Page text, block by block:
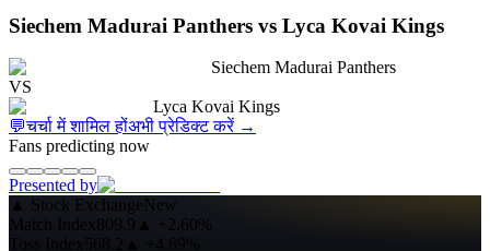
Siechem Madurai Panthers vs Lyca Kovai Kings
Siechem Madurai Panthers
VS
Lyca Kovai Kings
💬चर्चा में शामिल होंअभी प्रेडिक्ट करें →
Fans predicting now
Presented by
▲ Stock ExchangeNew
Match Index809.9 ▲
+2.60%